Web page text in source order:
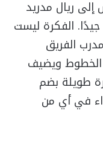
إلى ريال مدريد
الفكرة ليست
الفريق
الخطوط ويضيف
طويلة بضم
في أي من